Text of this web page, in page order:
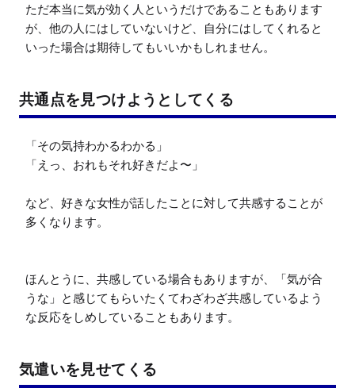
ただ本当に気が効く人というだけであることもあります
が、他の人にはしていないけど、自分にはしてくれると
いった場合は期待してもいいかもしれません。
共通点を見つけようとしてくる
「その気持わかるわかる」
「えっ、おれもそれ好きだよ〜」
など、好きな女性が話したことに対して共感することが
多くなります。
ほんとうに、共感している場合もありますが、「気が合
うな」と感じてもらいたくてわざわざ共感しているよう
気遣いを見せてくる